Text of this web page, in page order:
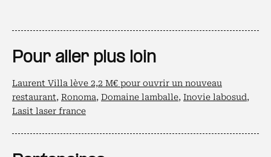
Pour aller plus loin
Laurent Villa lève 2,2 M€ pour ouvrir un nouveau
restaurant, Ronoma, Domaine lamballe, Inovie labosud,
Lasit laser france